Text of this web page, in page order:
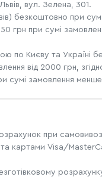
вул. Зелена, 301.
безкоштовно при
грн при сумі
по Києву та Україні
від 2000 грн,
сумі замовлення
при
картами Visa/